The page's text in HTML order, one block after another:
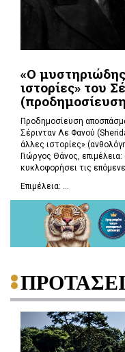
«Ο
ιστορίες» του
Προδημοσίευση
Σέρινταν Λε Φανού
άλλες ιστορίες»
Γιώργος Θάνος,
κυκλοφορήσει τις
Επιμέλεια: ...